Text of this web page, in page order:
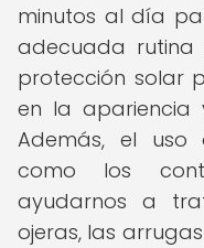
minutos al día
adecuada rutina
protección solar
en la apariencia
Además, el uso
como los
ayudarnos a
ojeras, las